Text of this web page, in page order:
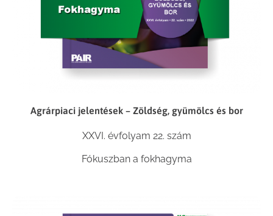
Agrárpiaci jelentések – Zöldség, gyümölcs és bor
XXVI. évfolyam 22. szám
Fókuszban a fokhagyma